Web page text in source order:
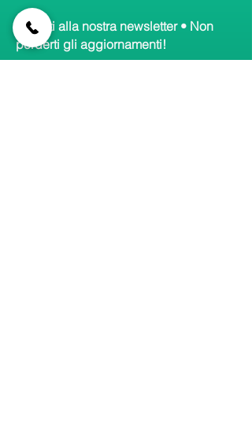
Iscriviti alla nostra newsletter • Non
perderti gli aggiornamenti!